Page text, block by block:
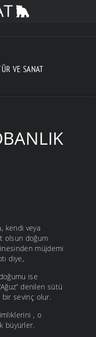
VE SANAT
kendi veya
olsun doğum
müjdemi
diye,
ise
denilen sütü
bir sevinç olur.
, o
büyürler.